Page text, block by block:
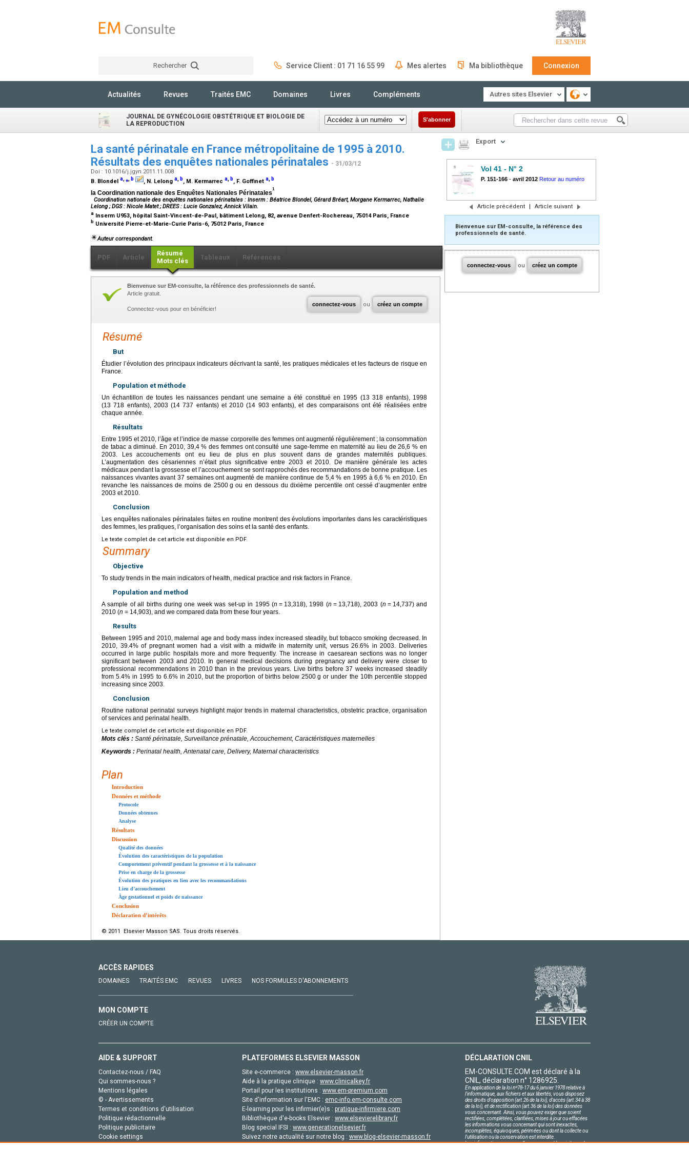
Rechercher Service Client : 01 71 16 55 99 Mes alertes Ma bibliothèque Connexion
Actualités Revues Traités EMC Domaines Livres Compléments Autres sites Elsevier
JOURNAL DE GYNÉCOLOGIE OBSTÉTRIQUE ET BIOLOGIE DE
LA REPRODUCTION
S'abonner
La santé périnatale en France métropolitaine de 1995 à 2010.
Résultats des enquêtes nationales périnatales - 31/03/12
Doi : 10.1016/j.jgyn.2011.11.008
B. Blondel a,⁎, b , N. Lelong a, b, M. Kermarrec a, b, F. Goffinet a, b
la Coordination nationale des Enquêtes Nationales Périnatales
1
Coordination nationale des enquêtes nationales périnatales : Inserm : Béatrice Blondel, Gérard Bréart, Morgane Kermarrec, Nathalie
Lelong ; DGS : Nicole Matet ; DREES : Lucie Gonzalez, Annick Vilain.
a Inserm U953, hôpital Saint-Vincent-de-Paul, bâtiment Lelong, 82, avenue Denfert-Rochereau, 75014 Paris, France
b Université Pierre-et-Marie-Curie Paris-6, 75012 Paris, France
Auteur correspondant.
PDF Article
Résumé
Mots clés
Tableaux Références
connectez-vous ou créez un compte
Bienvenue sur EM-consulte, la référence des professionnels de santé.
Article gratuit.
Connectez-vous pour en bénéficier!
Résumé
But
Étudier l’évolution des principaux indicateurs décrivant la santé, les pratiques médicales et les facteurs de risque en
France.
Population et méthode
Un échantillon de toutes les naissances pendant une semaine a été constitué en 1995 (13 318 enfants), 1998
(13 718 enfants), 2003 (14 737 enfants) et 2010 (14 903 enfants), et des comparaisons ont été réalisées entre
chaque année.
Résultats
Entre 1995 et 2010, l’âge et l’indice de masse corporelle des femmes ont augmenté régulièrement ; la consommation
de tabac a diminué. En 2010, 39,4 % des femmes ont consulté une sage-femme en maternité au lieu de 26,6 % en
2003. Les accouchements ont eu lieu de plus en plus souvent dans de grandes maternités publiques.
L’augmentation des césariennes n’était plus significative entre 2003 et 2010. De manière générale les actes
médicaux pendant la grossesse et l’accouchement se sont rapprochés des recommandations de bonne pratique. Les
naissances vivantes avant 37 semaines ont augmenté de manière continue de 5,4 % en 1995 à 6,6 % en 2010. En
revanche les naissances de moins de 2500 g ou en dessous du dixième percentile ont cessé d’augmenter entre
2003 et 2010.
Conclusion
Les enquêtes nationales périnatales faites en routine montrent des évolutions importantes dans les caractéristiques
des femmes, les pratiques, l’organisation des soins et la santé des enfants.
Le texte complet de cet article est disponible en PDF.
Summary
Objective
To study trends in the main indicators of health, medical practice and risk factors in France.
Population and method
A sample of all births during one week was set-up in 1995 (n = 13,318), 1998 (n = 13,718), 2003 (n = 14,737) and
2010 (n = 14,903), and we compared data from these four years.
Results
Between 1995 and 2010, maternal age and body mass index increased steadily, but tobacco smoking decreased. In
2010, 39.4% of pregnant women had a visit with a midwife in maternity unit, versus 26.6% in 2003. Deliveries
occurred in large public hospitals more and more frequently. The increase in caesarean sections was no longer
significant between 2003 and 2010. In general medical decisions during pregnancy and delivery were closer to
professional recommendations in 2010 than in the previous years. Live births before 37 weeks increased steadily
from 5.4% in 1995 to 6.6% in 2010, but the proportion of births below 2500 g or under the 10th percentile stopped
increasing since 2003.
Conclusion
Routine national perinatal surveys highlight major trends in maternal characteristics, obstetric practice, organisation
of services and perinatal health.
Le texte complet de cet article est disponible en PDF.
Mots clés : Santé périnatale, Surveillance prénatale, Accouchement, Caractéristiques maternelles
Keywords : Perinatal health, Antenatal care, Delivery, Maternal characteristics
Plan
Introduction
Données et méthode
Protocole
Données obtenues
Analyse
Résultats
Discussion
Qualité des données
Évolution des caractéristiques de la population
Comportement préventif pendant la grossesse et à la naissance
Prise en charge de la grossesse
Évolution des pratiques en lien avec les recommandations
Lieu d’accouchement
Âge gestationnel et poids de naissance
Conclusion
Déclaration d’intérêts
© 2011 Elsevier Masson SAS. Tous droits réservés.
Export
Vol 41 - N° 2
P. 151-166 - avril 2012 Retour au numéro
Article précédent | Article suivant
Bienvenue sur EM-consulte, la référence des
professionnels de santé.
connectez-vous ou créez un compte
ACCÈS RAPIDES
DOMAINES TRAITÉS EMC REVUES LIVRES NOS FORMULES D'ABONNEMENTS
MON COMPTE
CRÉER UN COMPTE
AIDE & SUPPORT
Contactez-nous / FAQ
Qui sommes-nous ?
Mentions légales
© - Avertissements
Termes et conditions d'utilisation
Politique rédactionnelle
Politique publicitaire
Cookie settings
PLATEFORMES ELSEVIER MASSON
Site e-commerce : www.elsevier-masson.fr
Aide à la pratique clinique : www.clinicalkey.fr
Portail pour les institutions : www.em-premium.com
Site d'information sur l'EMC : emc-info.em-consulte.com
E-learning pour les infirmier(e)s : pratique-infirmiere.com
Bibliothèque d'e-books Elsevier : www.elsevierelibrary.fr
Blog special IFSI : www.generationelsevier.fr
Suivez notre actualité sur notre blog : www.blog-elsevier-masson.fr
DÉCLARATION CNIL
EM-CONSULTE.COM est déclaré à la
CNIL, déclaration n° 1286925.
En application de la loi nº78-17 du 6 janvier 1978 relative à
l'informatique, aux fichiers et aux libertés, vous disposez
des droits d'opposition (art.26 de la loi), d'accès (art.34 à 38
de la loi), et de rectification (art.36 de la loi) des données
vous concernant. Ainsi, vous pouvez exiger que soient
rectifiées, complétées, clarifiées, mises à jour ou effacées
les informations vous concernant qui sont inexactes,
incomplètes, équivoques, périmées ou dont la collecte ou
l'utilisation ou la conservation est interdite.
Les informations personnelles concernant les visiteurs de